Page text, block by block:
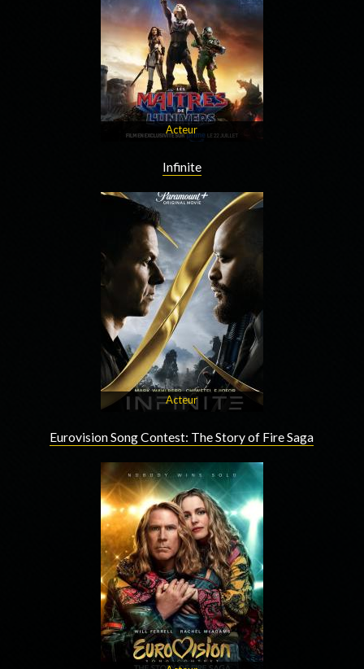
Acteur
Infinite
Acteur
Eurovision Song Contest: The Story of Fire Saga